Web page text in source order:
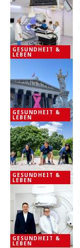
GESUNDHEIT &
LEBEN
GESUNDHEIT &
LEBEN
GESUNDHEIT &
LEBEN
GESUNDHEIT &
LEBEN